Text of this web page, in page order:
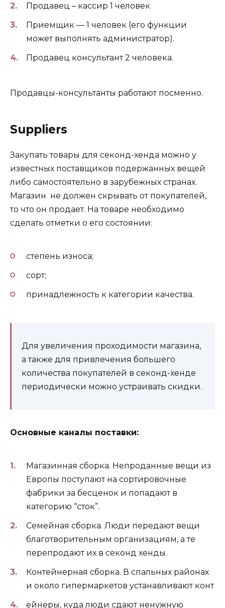
Продавец – кассир 1 человек
Приемщик — 1 человек (его функции
может выполнять администратор).
Продавец консультант 2 человека.
Продавцы-консультанты работают посменно.
Suppliers
Закупать товары для секонд-хенда можно у
известных поставщиков подержанных вещей
либо самостоятельно в зарубежных странах.
Магазин не должен скрывать от покупателей,
то что он продает. На товаре необходимо
сделать отметки о его состоянии:
степень износа;
сорт;
принадлежность к категории качества.
Для увеличения проходимости магазина,
а также для привлечения большего
количества покупателей в секонд-хенде
периодически можно устраивать скидки.
Основные каналы поставки:
Магазинная сборка. Непроданные вещи из
Европы поступают на сортировочные
фабрики за бесценок и попадают в
категорию “сток”.
Семейная сборка. Люди передают вещи
благотворительным организациям, а те
перепродают их в секонд хенды.
Контейнерная сборка. В спальных районах
и около гипермаркетов устанавливают конт
ейнеры, куда люди сдают ненужную